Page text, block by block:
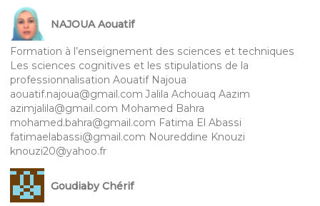
NAJOUA Aouatif
Formation à l’enseignement des sciences et techniques
Les sciences cognitives et les stipulations de la
professionnalisation Aouatif Najoua
aouatif.najoua@gmail.com Jalila Achouaq Aazim
azimjalila@gmail.com Mohamed Bahra
mohamed.bahra@gmail.com Fatima El Abassi
fatimaelabassi@gmail.com Noureddine Knouzi
knouzi20@yahoo.fr
Goudiaby Chérif